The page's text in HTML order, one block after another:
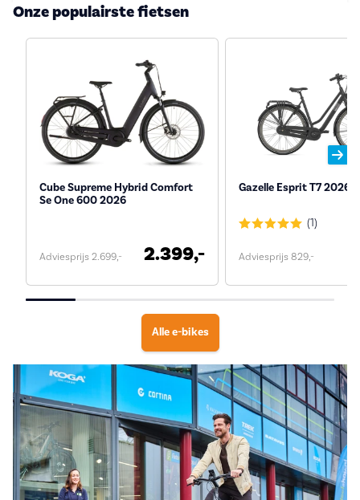
Onze populairste fietsen
Cube Supreme Hybrid Comfort
Se One 600 2026
Adviesprijs 2.699,- 2.399,-
Gazelle Esprit T7 2026
(1)
Adviesprijs 829,-
Alle e-bikes